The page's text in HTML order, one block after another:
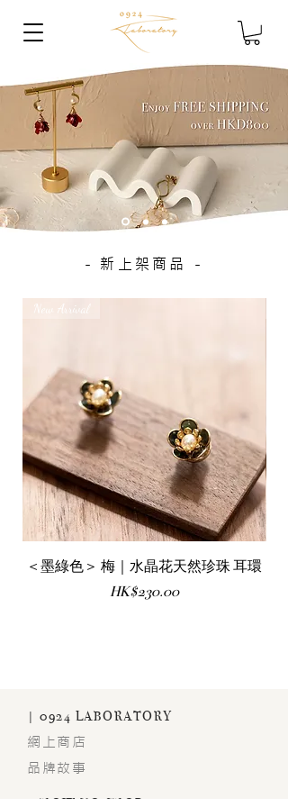
- 新上架商品 -
New Arrival
＜墨綠色＞ 梅｜水晶花天然珍珠 耳環
價格
HK$230.00
| 0924 LABORATORY
​網上商店
品牌故事
| HOW TO SHOP